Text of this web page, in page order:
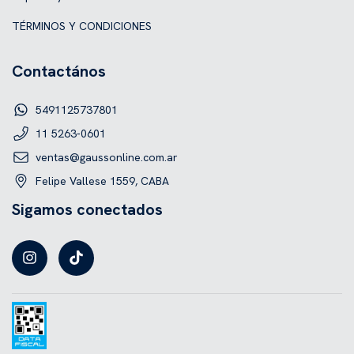
TÉRMINOS Y CONDICIONES
Contactános
5491125737801
11 5263-0601
ventas@gaussonline.com.ar
Felipe Vallese 1559, CABA
Sigamos conectados